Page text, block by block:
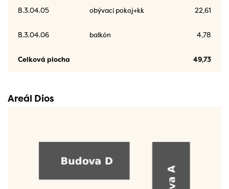
B.3.04.05 obývací pokoj+kk 22,61
B.3.04.06 balkón 4,78
Celková plocha 49,73
Areál Dios